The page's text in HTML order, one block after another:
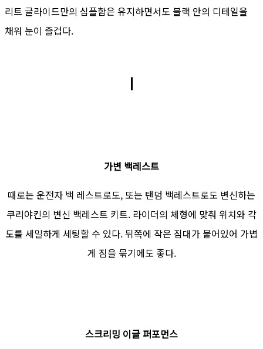
리트 글라이드만의 심플함은 유지하면서도 블랙 안의 디테일을
채워 눈이 즐겁다.
ㅣ
가변 백레스트
때로는 운전자 백 레스트로도, 또는 탠덤 백레스트로도 변신하는
쿠리야킨의 변신 백레스트 키트. 라이더의 체형에 맞춰 위치와 각
도를 세밀하게 세팅할 수 있다. 뒤쪽에 작은 짐대가 붙어있어 가볍
게 짐을 묶기에도 좋다.
스크리밍 이글 퍼포먼스